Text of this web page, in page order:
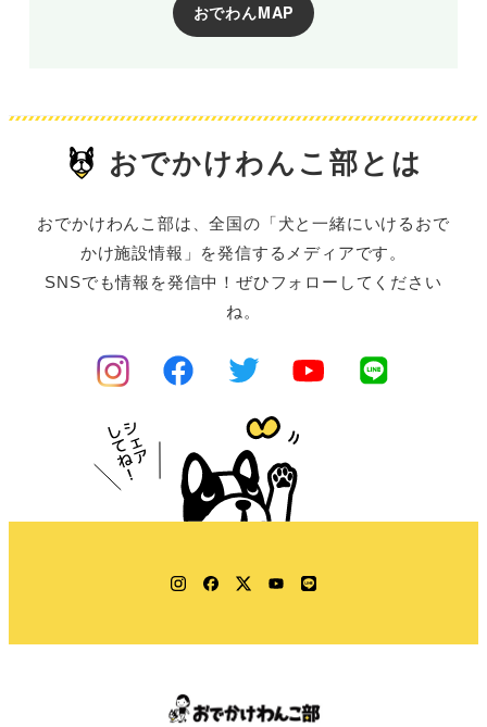
おでわんMAP
おでかけわんこ部とは
おでかけわんこ部は、全国の「犬と一緒にいけるおで
かけ施設情報」を発信するメディアです。
SNSでも情報を発信中！ぜひフォローしてください
ね。
Instagram
Facebook
TwitterYouTube
LINE